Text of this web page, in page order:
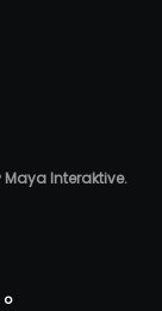
Maya Interaktive.